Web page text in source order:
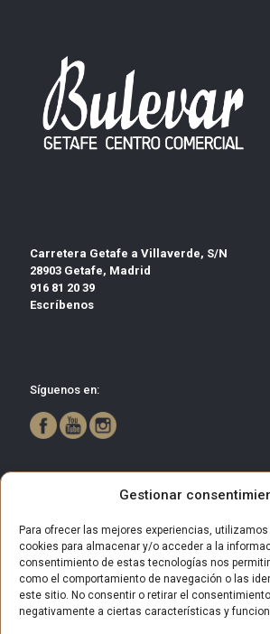
Gestionar
Para ofrecer las mejores experiencias,
cookies para almacenar y/o acceder a la
consentimiento de estas tecnologías nos
como el comportamiento de navegación o las
este sitio. No consentir o retirar el
negativamente a ciertas características y
Carretera Getafe a Villaverde, S/N
28903 Getafe, Madrid
916 81 20 39
Escríbenos
Síguenos en: